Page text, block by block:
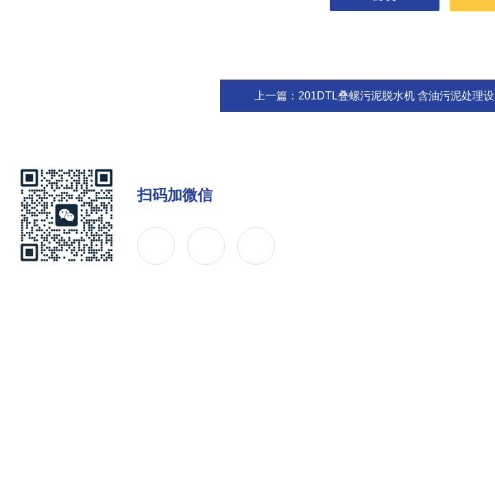
上一篇： 201DTL叠螺污泥脱水机 含油污泥处理
扫码加微信